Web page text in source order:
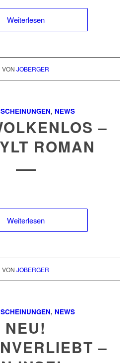
Weiterlesen
VONJOBERGER
, NEWS
–
ROMAN
Weiterlesen
VONJOBERGER
, NEWS
NEU!
–